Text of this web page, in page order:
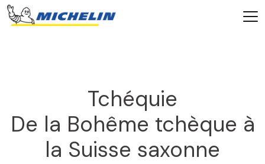
Tchéquie
De la Bohême tchèque à
la Suisse saxonne